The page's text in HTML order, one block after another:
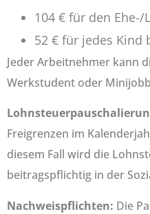
104 € für den
52 € für jedes Kind
Jeder Arbeitnehmer kann
Werkstudent oder
Freigrenzen im
diesem Fall wird die
beitragspflichtig in der
Nachweispflichten: Die